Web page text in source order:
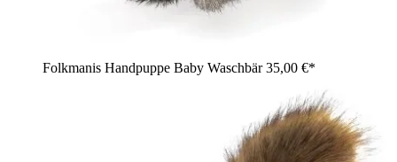
Folkmanis Handpuppe Baby Waschbär35,00 €*